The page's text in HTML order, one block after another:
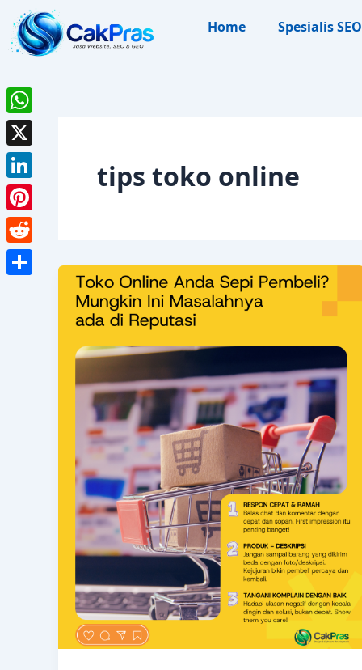
Skip
content
Home Spesialis SEO
tips toko online
WhatsApp
X
LinkedIn
Pinterest
Reddit